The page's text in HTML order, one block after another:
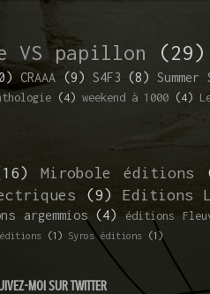
VS papillon (29)
CRAAA (9) S4F3 (8)
(4) weekend à 1000 (4)
Mirobole éditions
(9) Editions
argemmios (4) éditions
(1) Syros éditions (1)
MOI SUR TWITTER